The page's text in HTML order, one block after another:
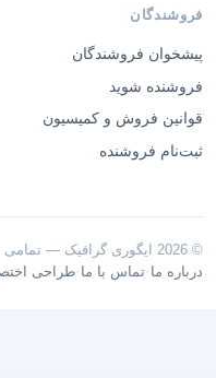
فروشندگان
پیشخوان فروشندگان
فروشنده شوید
قوانین فروش و کمیسیون
ثبت‌نام فروشنده
© 2026 ایگوری گرافیک — تمامی حقوق محفوظ است.
درباره ما ·تماس با ما ·طراحی